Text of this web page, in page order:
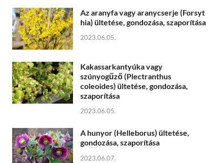
Az aranyfa vagy aranycserje (Forsyt
hia) ültetése, gondozása, szaporítása
2023.06.05.
Kakassarkantyúka vagy
szúnyogűző (Plectranthus
coleoides) ültetése, gondozása,
szaporítása
2023.06.05.
A hunyor (Helleborus) ültetése,
gondozása, szaporítása
2023.06.07.